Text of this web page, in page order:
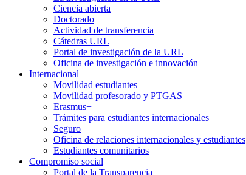
Ciencia abierta
Doctorado
Actividad de transferencia
Cátedras URL
Portal de investigación de la URL
Oficina de investigación e innovación
Internacional
Movilidad estudiantes
Movilidad profesorado y PTGAS
Erasmus+
Trámites para estudiantes internacionales
Seguro
Oficina de relaciones internacionales y estudiantes
Estudiantes comunitarios
Compromiso social
Portal de la Transparencia